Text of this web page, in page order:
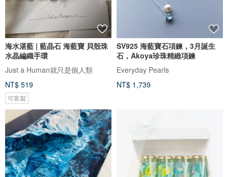
海水湛藍 | 藍晶石 海藍寶 貝殼珠
水晶編織手環
Just a Human就只是個人類
NT$ 519
可客製
SV925 海藍寶石項鍊，3月誕生
石，Akoya珍珠精緻項鍊
Everyday Pearls
NT$ 1,739